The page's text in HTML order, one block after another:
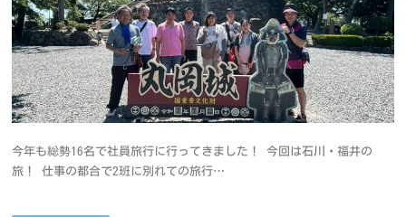
今年も総勢16名で社員旅行に行ってきました！ 今回は石川・福井の
旅！ 仕事の都合で2班に別れての旅行…